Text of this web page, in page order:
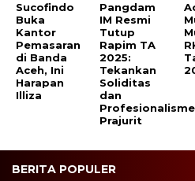
Sucofindo
Buka
Kantor
Pemasaran
di Banda
Aceh, Ini
Harapan
Illiza
Pangdam
IM Resmi
Tutup
Rapim TA
2025:
Tekankan
Soliditas
dan
Profesionalisme
Prajurit
BERITA POPULER